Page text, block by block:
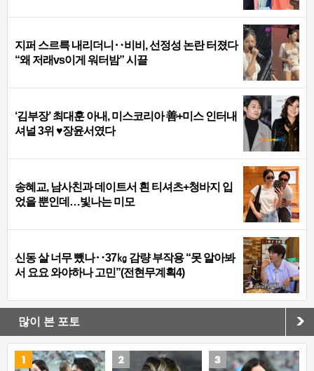
지퍼 스르륵 내리더니‥비비, 선정성 논란 터졌다
“왜 저래vs이게 워터밤” 시끌
‘김부장’ 최대훈 아내, 미스코리아 善+미스 인터내
셔널 3위 ♥장윤서였다
송혜교, 남사친과 데이트서 흰 티셔츠+청바지 입
었을 뿐인데…빛나는 미모
신동 살 너무 뺐나‥37㎏ 감량 부작용 “못 알아봐
서 요요 와야하나 고민”(전현무계획4)
많이 본 포토